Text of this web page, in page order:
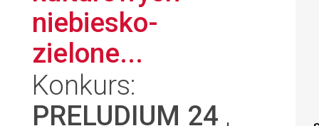
niebiesko-
zielone...
Konkurs:
PRELUDIUM 24 ,